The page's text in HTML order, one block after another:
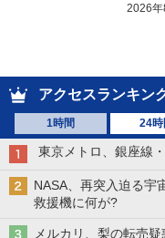
2026年
アクセスランキン
1時間 24時
東京メトロ、銀座線
NASA、再突入迫る宇
救援機に何が?
メルカリ、梨の転売